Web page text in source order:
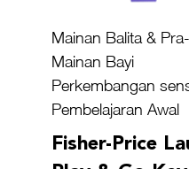
Mainan Balita &
Mainan Bayi
Perkembangan
Pembelajaran Awal
Fisher-Price